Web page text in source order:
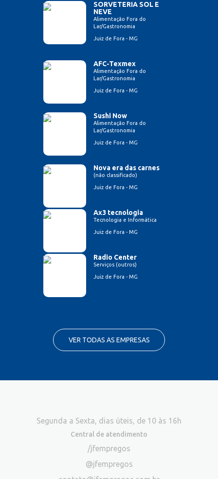
SORVETERIA SOL E
NEVE
Alimentação Fora do
Lar/Gastronomia
Juiz de Fora - MG
AFC-Texmex
Alimentação Fora do
Lar/Gastronomia
Juiz de Fora - MG
Sushi Now
Alimentação Fora do
Lar/Gastronomia
Juiz de Fora - MG
Nova era das carnes
(não classificado)
Juiz de Fora - MG
Ax3 tecnologia
Tecnologia e Informática
Juiz de Fora - MG
Radio Center
Serviços (outros)
Juiz de Fora - MG
VER TODAS AS EMPRESAS
Segunda a Sexta, dias úteis, de 10 às 16h
Central de atendimento
/jfempregos
@jfempregos